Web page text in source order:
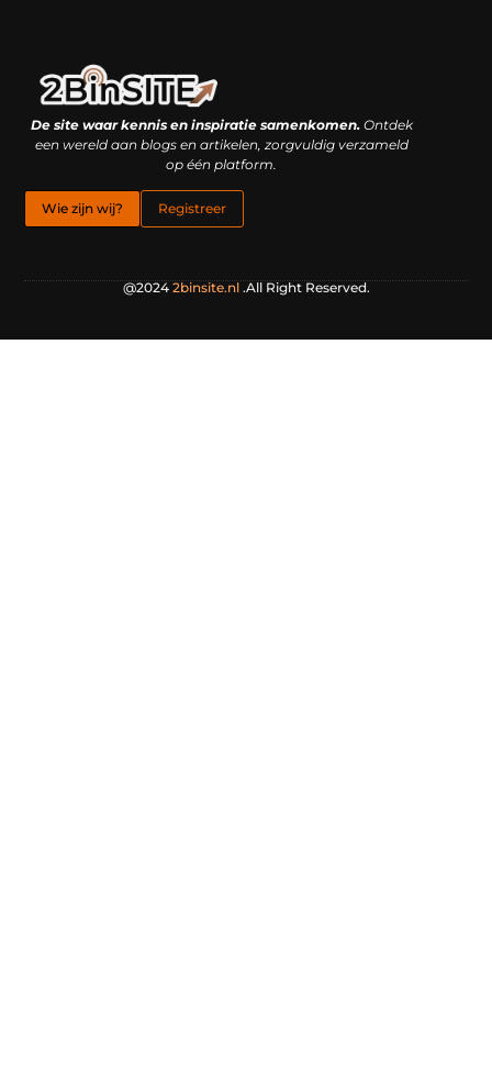
De site waar kennis en inspiratie samenkomen.Ontdek
een wereld aan blogs en artikelen, zorgvuldig verzameld
op één platform.
Wie zijn wij? Registreer
@2024 2binsite.nl.All Right Reserved.